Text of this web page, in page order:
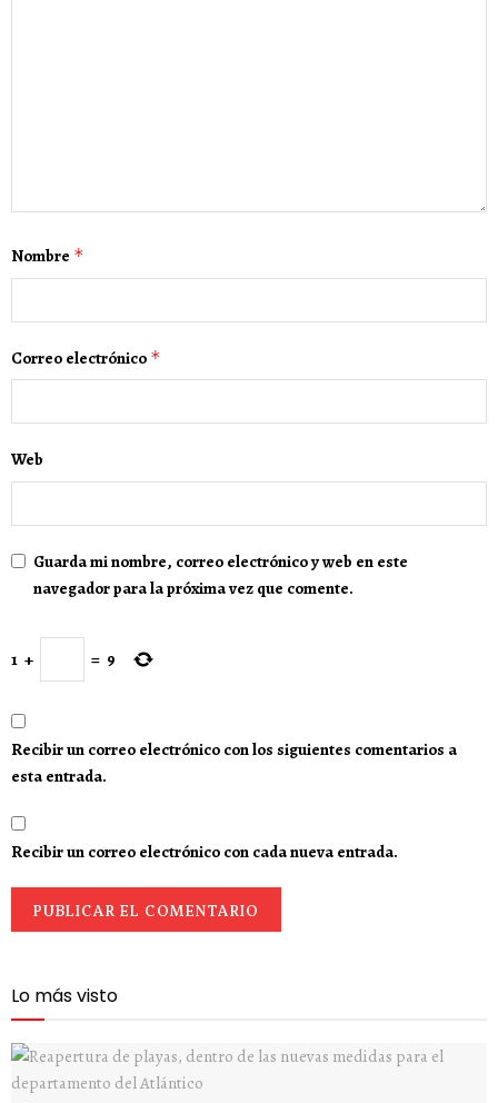
Nombre *
Correo electrónico *
Web
Guarda mi nombre, correo electrónico y web en este
navegador para la próxima vez que comente.
1 + = 9
Recibir un correo electrónico con los siguientes comentarios a
esta entrada.
Recibir un correo electrónico con cada nueva entrada.
Lo más visto